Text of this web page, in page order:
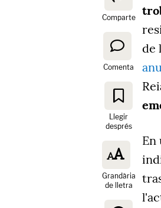
Comparte
Comenta
Llegir
després
Grandària
de lletra
de
En